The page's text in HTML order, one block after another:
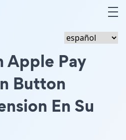
Apple Pay
Button
En Su